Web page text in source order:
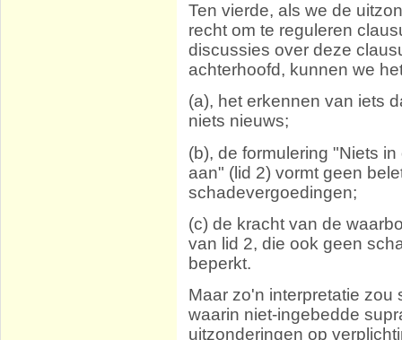
Ten vierde, als we de
recht om te reguleren
discussies over deze
achterhoofd, kunnen we
(a), het erkennen van iets
niets nieuws;
(b), de formulering "Niets
aan" (lid 2) vormt geen
schadevergoedingen;
(c) de kracht van de
van lid 2, die ook geen
beperkt.
Maar zo'n interpretatie
waarin niet-ingebedde
uitzonderingen op